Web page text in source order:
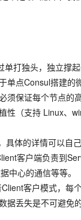
打独头，独立撑
单点Consul搭建
保证每个节点的高
支持 Linux、
详情可以自己
客户端负责到
中心的通信等等。
户模式，每个
丢失是不可避免